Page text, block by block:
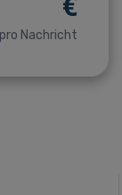
pro Nachricht